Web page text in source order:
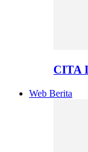
CITA
Web Berita